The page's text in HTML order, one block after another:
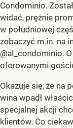
Condominio.
widać, prężnie
w południowej
zobaczyć m.in. na
@al_condominio.
oferowanymi
Okazuje się, że na
wina wpadł
specjalnej akcji
klientów. Co